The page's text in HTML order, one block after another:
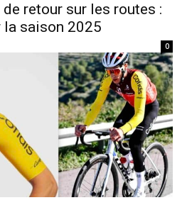
retour sur les routes :
saison 2025
0